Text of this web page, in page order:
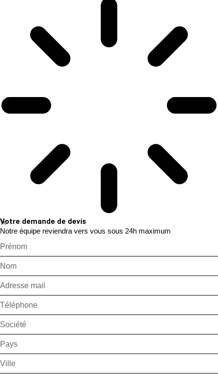
Votre demande de devis
Notre équipe reviendra vers vous sous 24h maximum